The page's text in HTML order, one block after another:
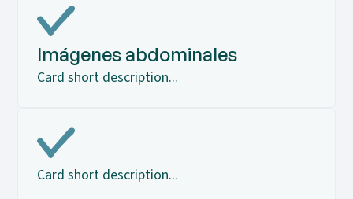
Imágenes abdominales
Card short description...
Card short description...